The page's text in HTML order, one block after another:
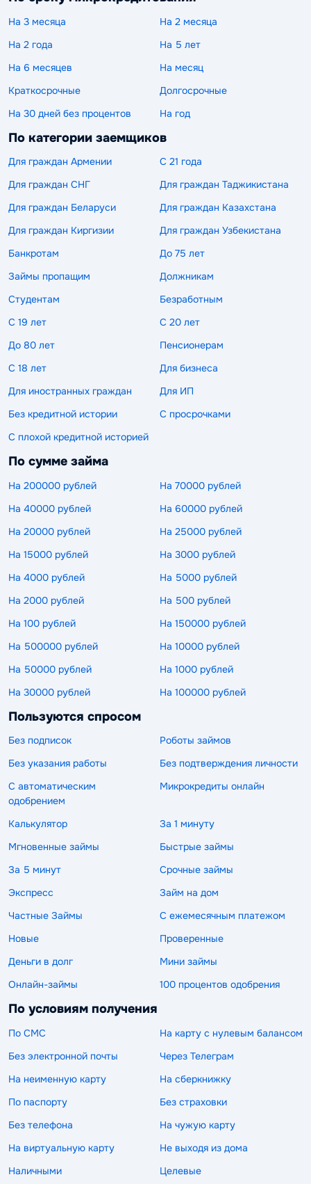
На 3 месяца
На 2 месяца
На 2 года
На 5 лет
На 6 месяцев
На месяц
Краткосрочные
Долгосрочные
На 30 дней без процентов
На год
По категории заемщиков
Для граждан Армении
С 21 года
Для граждан СНГ
Для граждан Таджикистана
Для граждан Беларуси
Для граждан Казахстана
Для граждан Киргизии
Для граждан Узбекистана
Банкротам
До 75 лет
Займы пропащим
Должникам
Студентам
Безработным
С 19 лет
С 20 лет
До 80 лет
Пенсионерам
С 18 лет
Для бизнеса
Для иностранных граждан
Для ИП
Без кредитной истории
С просрочками
С плохой кредитной историей
По сумме займа
На 200000 рублей
На 70000 рублей
На 40000 рублей
На 60000 рублей
На 20000 рублей
На 25000 рублей
На 15000 рублей
На 3000 рублей
На 4000 рублей
На 5000 рублей
На 2000 рублей
На 500 рублей
На 100 рублей
На 150000 рублей
На 500000 рублей
На 10000 рублей
На 50000 рублей
На 1000 рублей
На 30000 рублей
На 100000 рублей
Пользуются спросом
Без подписок
Роботы займов
Без указания работы
Без подтверждения личности
С автоматическим
одобрением
Микрокредиты онлайн
Калькулятор
За 1 минуту
Мгновенные займы
Быстрые займы
За 5 минут
Срочные займы
Экспресс
Займ на дом
Частные Займы
С ежемесячным платежом
Новые
Проверенные
Деньги в долг
Мини займы
Онлайн-займы
100 процентов одобрения
По условиям получения
По СМС
На карту с нулевым балансом
Без электронной почты
Через Телеграм
На неименную карту
На сберкнижку
По паспорту
Без страховки
Без телефона
На чужую карту
На виртуальную карту
Не выходя из дома
Наличными
Целевые